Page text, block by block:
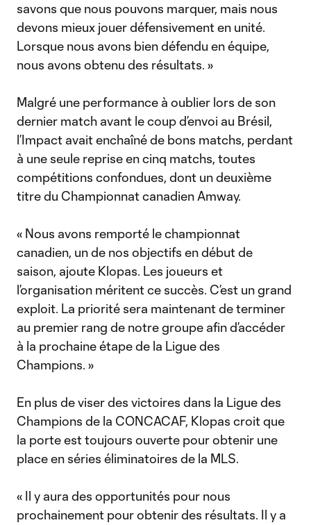
savons que nous pouvons marquer, mais nous
devons mieux jouer défensivement en unité.
Lorsque nous avons bien défendu en équipe,
nous avons obtenu des résultats. »
Malgré une performance à oublier lors de son
dernier match avant le coup d’envoi au Brésil,
l’Impact avait enchaîné de bons matchs, perdant
à une seule reprise en cinq matchs, toutes
compétitions confondues, dont un deuxième
titre du Championnat canadien Amway.
« Nous avons remporté le championnat
canadien, un de nos objectifs en début de
saison, ajoute Klopas. Les joueurs et
l’organisation méritent ce succès. C’est un grand
exploit. La priorité sera maintenant de terminer
au premier rang de notre groupe afin d’accéder
à la prochaine étape de la Ligue des
Champions. »
En plus de viser des victoires dans la Ligue des
Champions de la CONCACAF, Klopas croit que
la porte est toujours ouverte pour obtenir une
place en séries éliminatoires de la MLS.
« Il y aura des opportunités pour nous
prochainement pour obtenir des résultats. Il y a